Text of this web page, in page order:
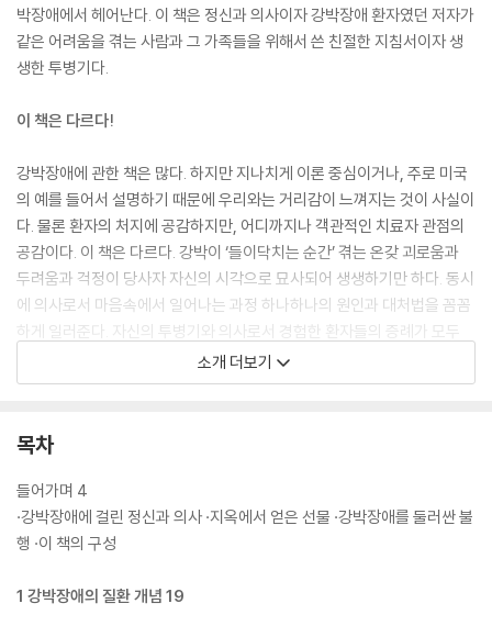
박장애에서 헤어난다. 이 책은 정신과 의사이자 강박장애 환자였던 저자가
같은 어려움을 겪는 사람과 그 가족들을 위해서 쓴 친절한 지침서이자 생
생한 투병기다.
이 책은 다르다!
강박장애에 관한 책은 많다. 하지만 지나치게 이론 중심이거나, 주로 미국
의 예를 들어서 설명하기 때문에 우리와는 거리감이 느껴지는 것이 사실이
다. 물론 환자의 처지에 공감하지만, 어디까지나 객관적인 치료자 관점의
공감이다. 이 책은 다르다. 강박이 ‘들이닥치는 순간’ 겪는 온갖 괴로움과
두려움과 걱정이 당사자 자신의 시각으로 묘사되어 생생하기만 하다. 동시
에 의사로서 마음속에서 일어나는 과정 하나하나의 원인과 대처법을 꼼꼼
하게 일러준다. 자신의 투병기와 의사로서 경험한 환자들의 증례가 모두
문화와 사고방식이 비슷한 일본을 무대로 하기 때문에 훨씬 친근감이 있다
는 점도 빼놓을 수 없다. 정신질환의 증상 중 괴롭지 않은 것은 없지만, 강
어디서도 찾기 어려운 공감과 용기를 발견하고, 강박장애에서 빠져나올 실
소개 더보기
목차
들어가며 4
·강박장애에 걸린 정신과 의사 ·지옥에서 얻은 선물 ·강박장애를 둘러싼 불
행 ·이 책의 구성
1 강박장애의 질환 개념 19